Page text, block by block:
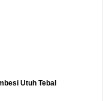
Utuh Tebal